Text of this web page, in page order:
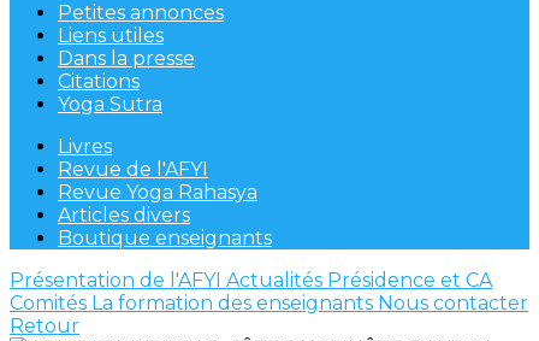
Petites annonces
Liens utiles
Dans la presse
Citations
Yoga Sutra
Livres
Revue de l'AFYI
Revue Yoga Rahasya
Articles divers
Boutique enseignants
Présentation de l'AFYI Actualités Présidence et CA
Comités La formation des enseignants Nous contacter
Retour